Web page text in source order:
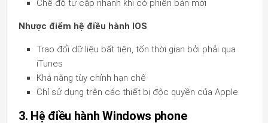
Chế độ tự cập nhanh khi có phiên bản mới
Nhược điểm hệ điều hành IOS
Trao đổi dữ liệu bất tiện, tốn thời gian bởi phải qua
iTunes
Khả năng tùy chỉnh hạn chế
Chỉ sử dụng trên các thiết bị độc quyền của Apple
3. Hệ điều hành Windows phone